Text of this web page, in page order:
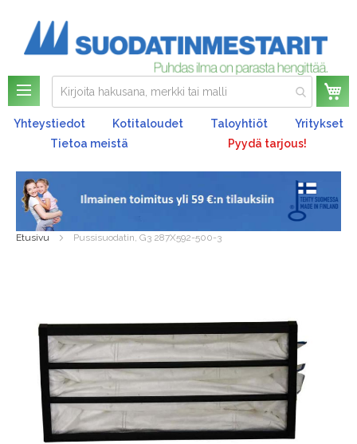
Yhteystiedot Kotitaloudet Taloyhtiöt
Yritykset
Tietoa meistä
Pyydä tarjous!
Etusivu Pussisuodatin, G3 287X592-500-3
images
gallery